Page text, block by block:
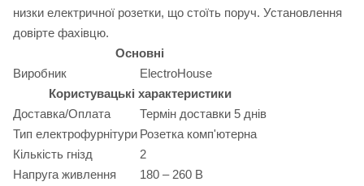
низки електричної розетки, що стоїть поруч. Установлення
довірте фахівцю.
Основні
Виробник
ElectroHouse
Користувацькі характеристики
Доставка/Оплата
Термін доставки 5 днів
Тип електрофурнітури Розетка комп'ютерна
Кількість гнізд
2
Напруга живлення
180 – 260 В